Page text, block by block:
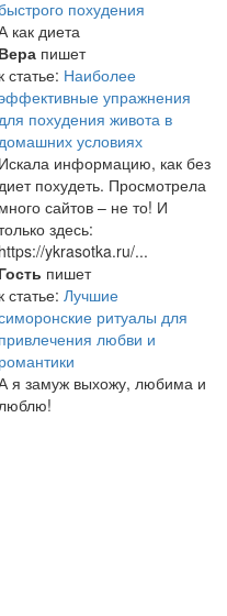
похудения
как диета
Вера пишет
к статье: Наиболее
упражнения
похудения живота в
условиях
Искала информацию, как без
похудеть. Просмотрела
много сайтов – не то! И
здесь:
https://ykrasotka.ru/...
Гость пишет
к статье: Лучшие
ритуалы для
привлечения любви и
романтики
я замуж выхожу, любима и